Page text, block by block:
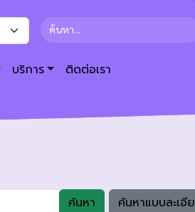
บริการ ติดต่อเรา
ค้นหา ค้นหาแบบละเอี